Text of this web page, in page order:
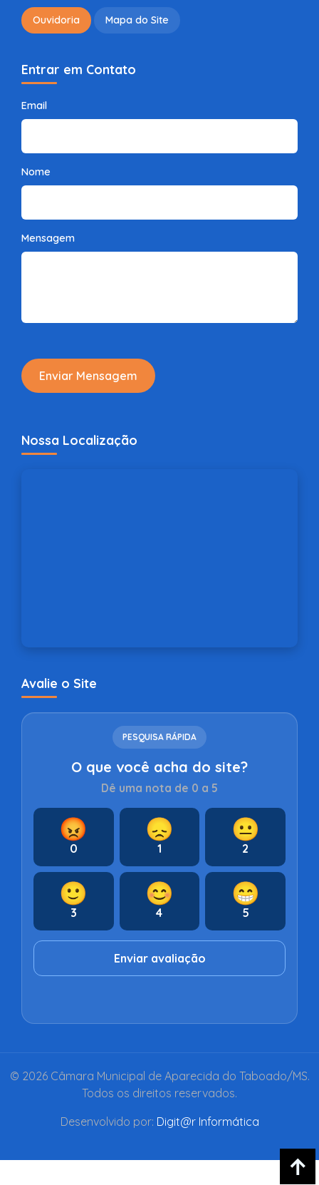
Ouvidoria Mapa do Site
Entrar em Contato
Email
Nome
Mensagem
Enviar Mensagem
Nossa Localização
Avalie o Site
PESQUISA RÁPIDA
O que você acha do site?
Dê uma nota de 0 a 5
😡
0
😞
1
😐
2
🙂
3
😊
4
😁
5
Enviar avaliação
© 2026 Câmara Municipal de Aparecida do Taboado/MS.
Todos os direitos reservados.
Desenvolvido por: Digit@r Informática